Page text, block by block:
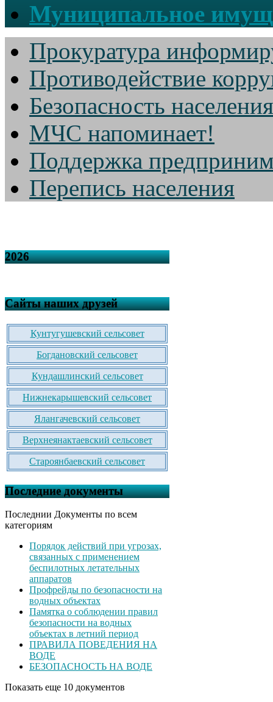
Муниципальное
Прокуратура
Противодействие
Безопасность населения
МЧС напоминает!
Поддержка
Перепись населения
2026
Сайты наших друзей
Кунтугушевский сельсовет
Богдановский сельсовет
Кундашлинский сельсовет
Нижнекарышевский сельсовет
Ялангачевский сельсовет
Верхнеянактаевский сельсовет
Староянбаевский сельсовет
Последние документы
Последнии Документы по всем
категориям
Порядок действий при угрозах,
связанных с применением
беспилотных летательных
аппаратов
Профрейды по безопасности на
водных объектах
Памятка о соблюдении правил
безопасности на водных
объектах в летний период
ПРАВИЛА ПОВЕДЕНИЯ НА
ВОДЕ
БЕЗОПАСНОСТЬ НА ВОДЕ
Показать еще 10 документов